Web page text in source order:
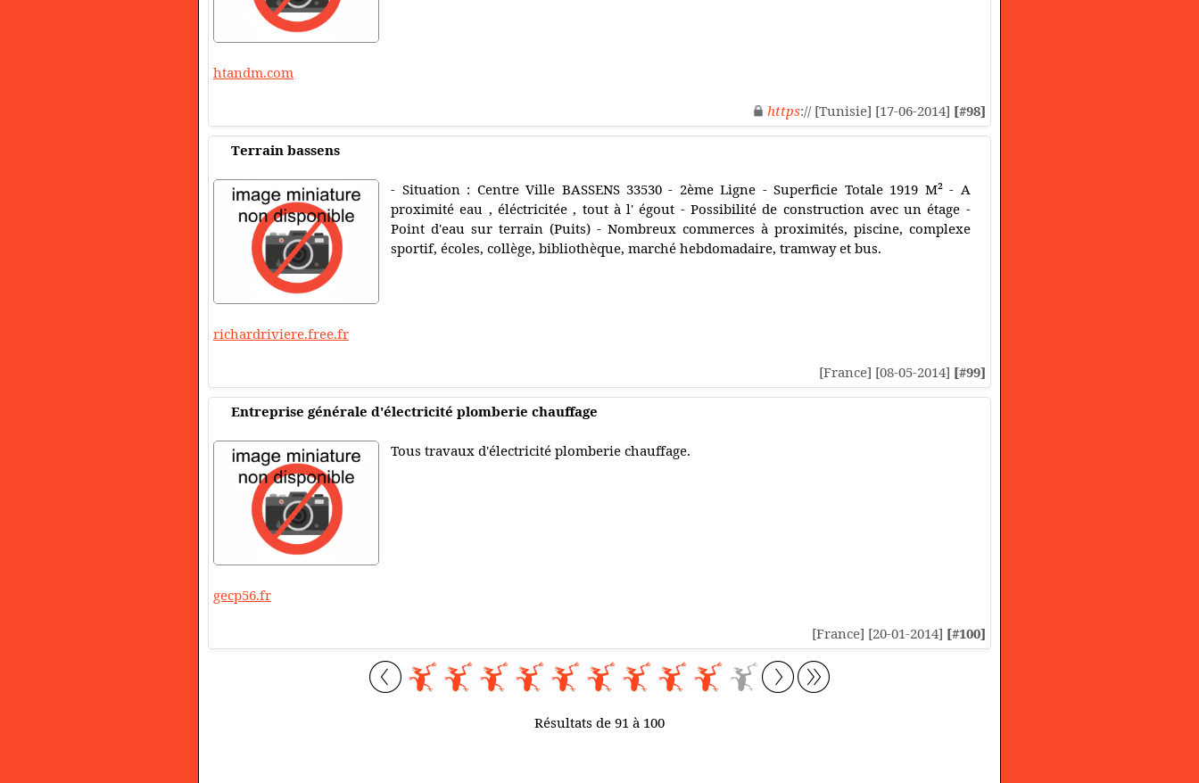
htandm.com
https:// [Tunisie] [17-06-2014] [#98]
Terrain bassens
- Situation : Centre Ville BASSENS 33530 - 2ème Ligne - Superficie Totale 1919 M² - A
proximité eau , éléctricitée , tout à l' égout - Possibilité de construction avec un étage -
Point d'eau sur terrain (Puits) - Nombreux commerces à proximités, piscine, complexe
sportif, écoles, collège, bibliothèque, marché hebdomadaire, tramway et bus.
richardriviere.free.fr
[France] [08-05-2014] [#99]
Entreprise générale d'électricité plomberie chauffage
Tous travaux d'électricité plomberie chauffage.
gecp56.fr
[France] [20-01-2014] [#100]
Résultats de 91 à 100